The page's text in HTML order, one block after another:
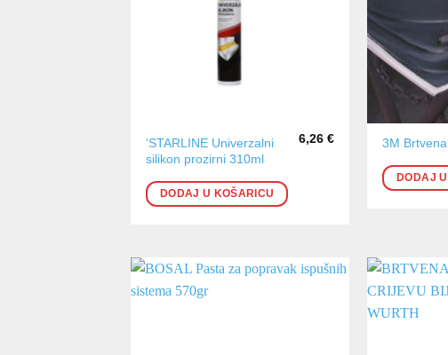
‘STARLINE Univerzalni
silikon prozirni 310ml
6,26€
DODAJ U KOŠARICU
3M
DODAJ